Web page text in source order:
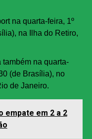
na quarta-feira, 1º
na Ilha do Retiro,
também na quarta-
(de Brasília), no
de Janeiro.
empate em 2 a 2